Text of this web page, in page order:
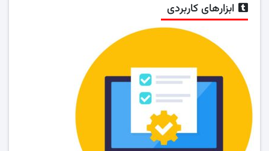
ابزارهای کاربردی